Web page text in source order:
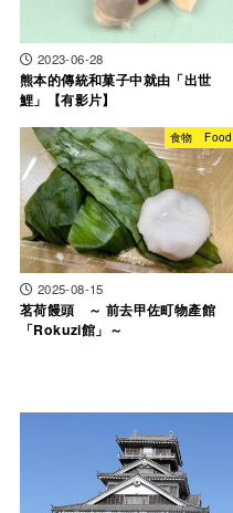
2023-06-28
熊本的傳統和菓子中就由「出世
鯉」【有影片】
食物 Food
2025-08-15
茗荷饅頭 ～ 前去甲佐町物產館
「Rokuzi館」～